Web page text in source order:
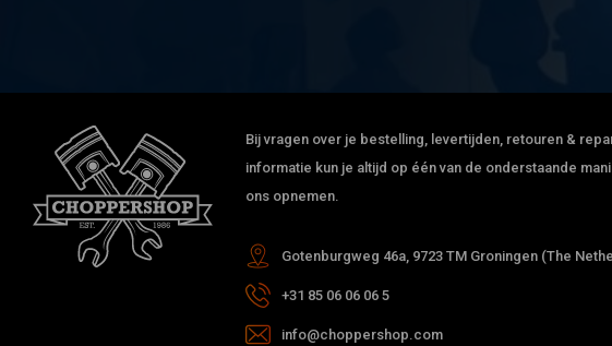
Bij vragen over je bestelling, levertijden, retouren &
informatie kun je altijd op één van de onderstaande
ons opnemen.
Gotenburgweg 46a, 9723 TM Groningen (The
+31 85 06 06 06 5
info@choppershop.com